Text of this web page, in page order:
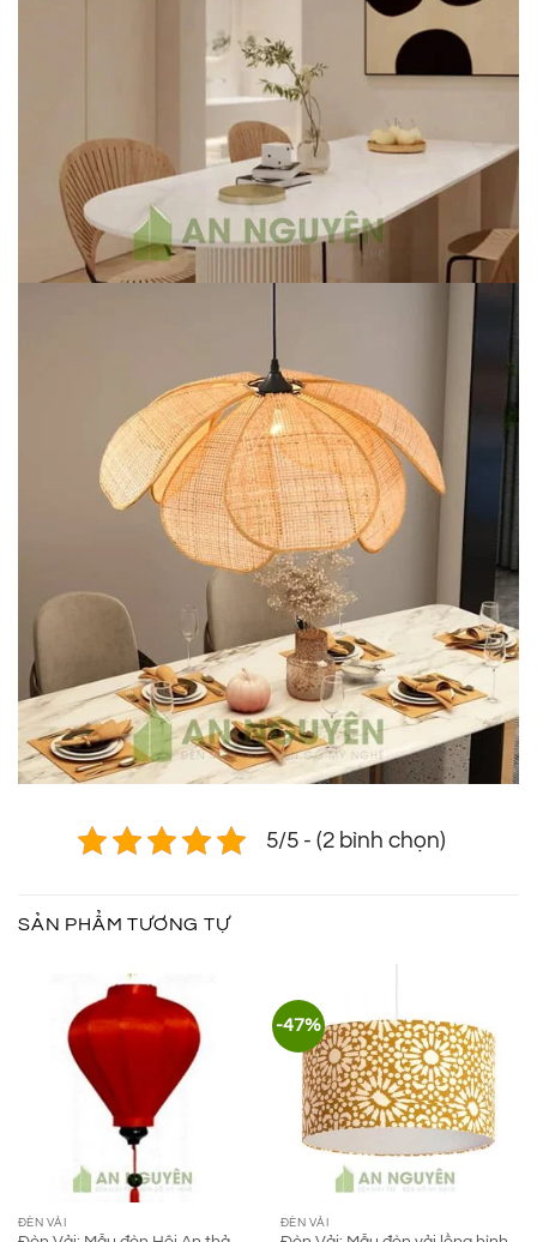
5/5 - (2 bình chọn)
SẢN PHẨM TƯƠNG TỰ
ĐÈN VẢI
-47%
ĐÈN VẢI